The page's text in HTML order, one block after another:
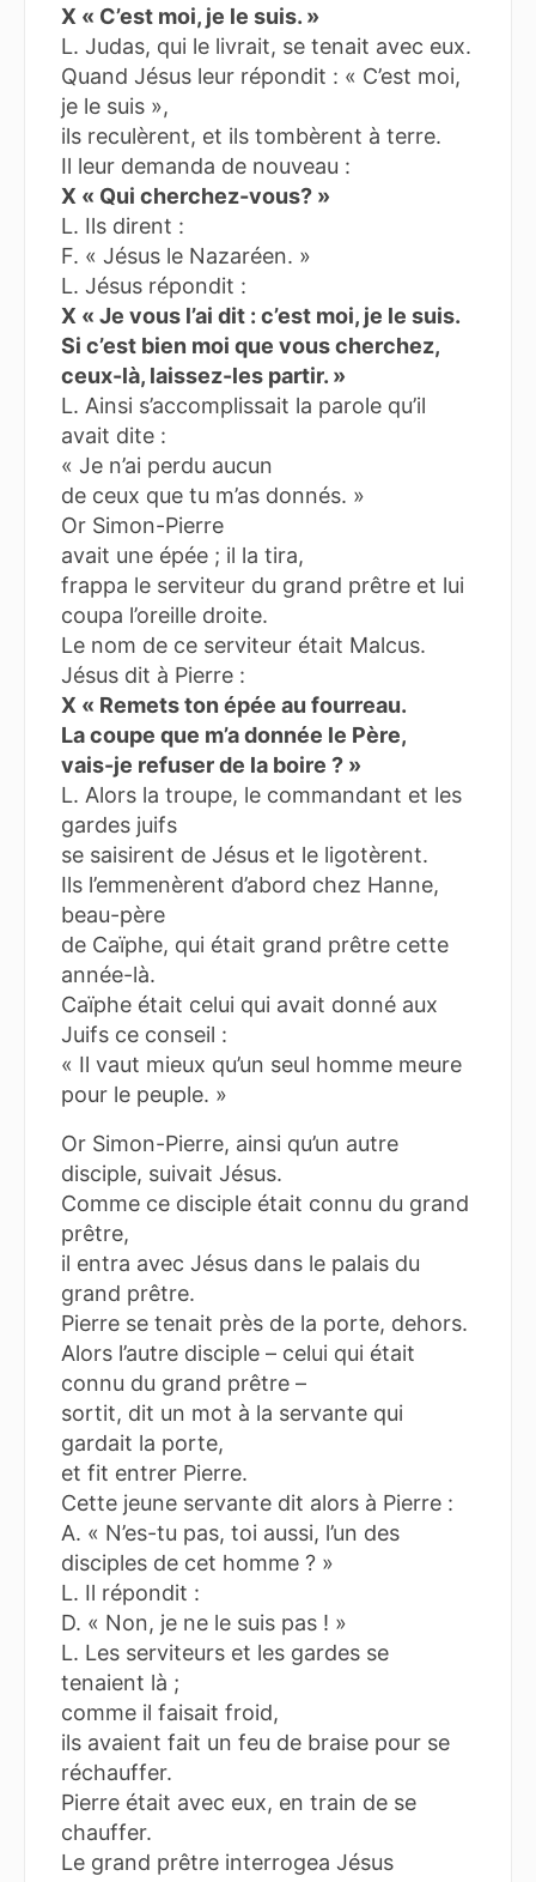
X « C’est moi, je le suis. »
L. Judas, qui le livrait, se tenait avec eux.
Quand Jésus leur répondit : « C’est moi,
je le suis »,
ils reculèrent, et ils tombèrent à terre.
Il leur demanda de nouveau :
X « Qui cherchez-vous? »
L. Ils dirent :
F. « Jésus le Nazaréen. »
L. Jésus répondit :
X « Je vous l’ai dit : c’est moi, je le suis.
Si c’est bien moi que vous cherchez,
ceux-là, laissez-les partir. »
L. Ainsi s’accomplissait la parole qu’il
avait dite :
« Je n’ai perdu aucun
de ceux que tu m’as donnés. »
Or Simon-Pierre
avait une épée ; il la tira,
frappa le serviteur du grand prêtre et lui
coupa l’oreille droite.
Le nom de ce serviteur était Malcus.
Jésus dit à Pierre :
X « Remets ton épée au fourreau.
La coupe que m’a donnée le Père,
vais-je refuser de la boire ? »
L. Alors la troupe, le commandant et les
gardes juifs
se saisirent de Jésus et le ligotèrent.
Ils l’emmenèrent d’abord chez Hanne,
beau-père
de Caïphe, qui était grand prêtre cette
année-là.
Caïphe était celui qui avait donné aux
Juifs ce conseil :
« Il vaut mieux qu’un seul homme meure
pour le peuple. »
Or Simon-Pierre, ainsi qu’un autre
disciple, suivait Jésus.
Comme ce disciple était connu du grand
prêtre,
il entra avec Jésus dans le palais du
grand prêtre.
Pierre se tenait près de la porte, dehors.
Alors l’autre disciple – celui qui était
connu du grand prêtre –
sortit, dit un mot à la servante qui
gardait la porte,
et fit entrer Pierre.
Cette jeune servante dit alors à Pierre :
A. « N’es-tu pas, toi aussi, l’un des
disciples de cet homme ? »
L. Il répondit :
D. « Non, je ne le suis pas ! »
L. Les serviteurs et les gardes se
tenaient là ;
comme il faisait froid,
ils avaient fait un feu de braise pour se
réchauffer.
Pierre était avec eux, en train de se
chauffer.
Le grand prêtre interrogea Jésus